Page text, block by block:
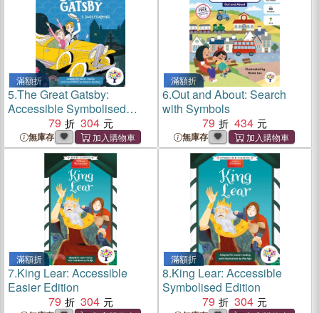
滿額折
5.The Great Gatsby:
Accessible Symbolised
79 304
無庫存
滿額折
6.Out and About: Search
with Symbols
79
434
無庫存
滿額折
7.King Lear: Accessible
Easier Edition
79
304
滿額折
8.King Lear: Accessible
Symbolised Edition
79
304